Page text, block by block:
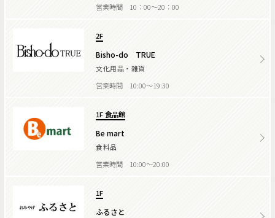
営業時間 10：00～20：00
2F
Bisho-do TRUE
文化用品・雑貨
営業時間 10:00～19:30
1F 食品館
Be mart
食料品
営業時間 10:00～20:00
1F
ふるさと